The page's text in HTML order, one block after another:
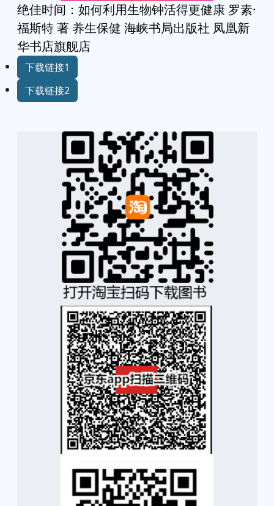
绝佳时间：如何利用生物钟活得更健康 罗素·
福斯特 著 养生保健 海峡书局出版社 凤凰新
华书店旗舰店
下载链接1
下载链接2